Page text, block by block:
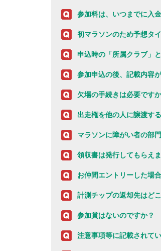
参加料は、いつまでに入
初マラソンのため予想タ
申込時の「所属クラブ」
参加申込の後、記載内容
欠場の手続きは必要です
出走権を他の人に譲渡す
マラソンに障がい者の部
領収書は発行してもらえ
お仲間エントリーした場
計測チップの返却先はど
参加賞はないのですか？
注意事項等に記載されて